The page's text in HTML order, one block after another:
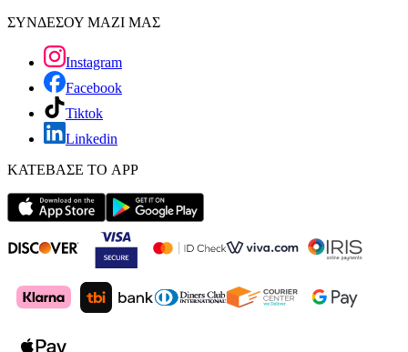
ΣΥΝΔΕΣΟΥ ΜΑΖΙ ΜΑΣ
Instagram
Facebook
Tiktok
Linkedin
ΚΑΤΕΒΑΣΕ ΤΟ APP